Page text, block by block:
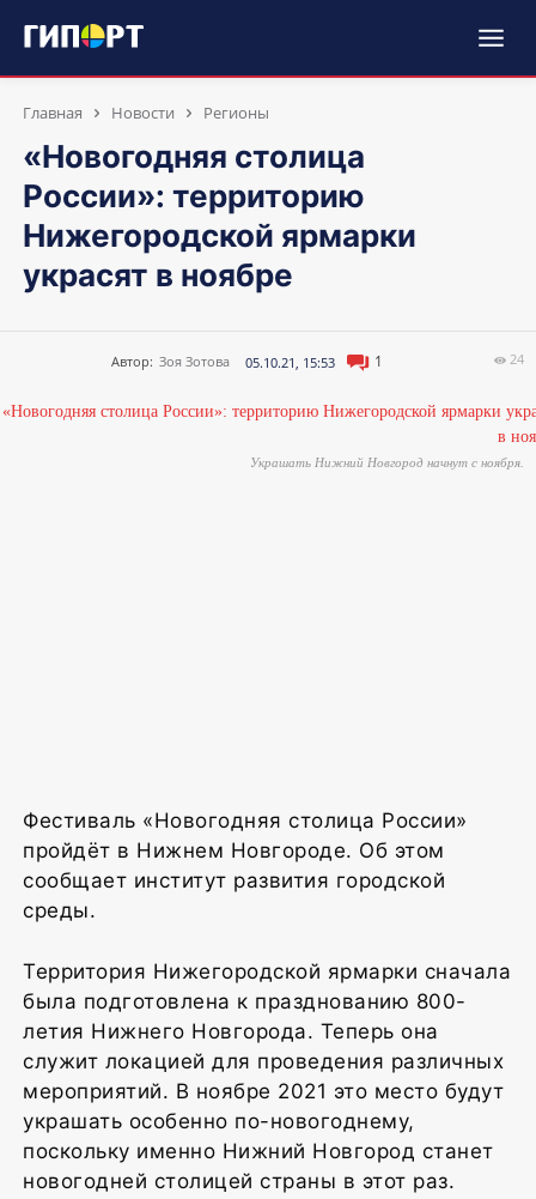
Главная Новости Регионы
«Новогодняя столица
России»: территорию
Нижегородской ярмарки
украсят в ноябре
Автор: Зоя Зотова 05.10.21, 15:53 1 24
Украшать Нижний Новгород начнут с ноября.
Фестиваль «Новогодняя столица России»
пройдёт в Нижнем Новгороде. Об этом
сообщает институт развития городской
среды.
Территория Нижегородской ярмарки сначала
была подготовлена к празднованию 800-
летия Нижнего Новгорода. Теперь она
служит локацией для проведения различных
мероприятий. В ноябре 2021 это место будут
украшать особенно по-новогоднему,
поскольку именно Нижний Новгород станет
новогодней столицей страны в этот раз.